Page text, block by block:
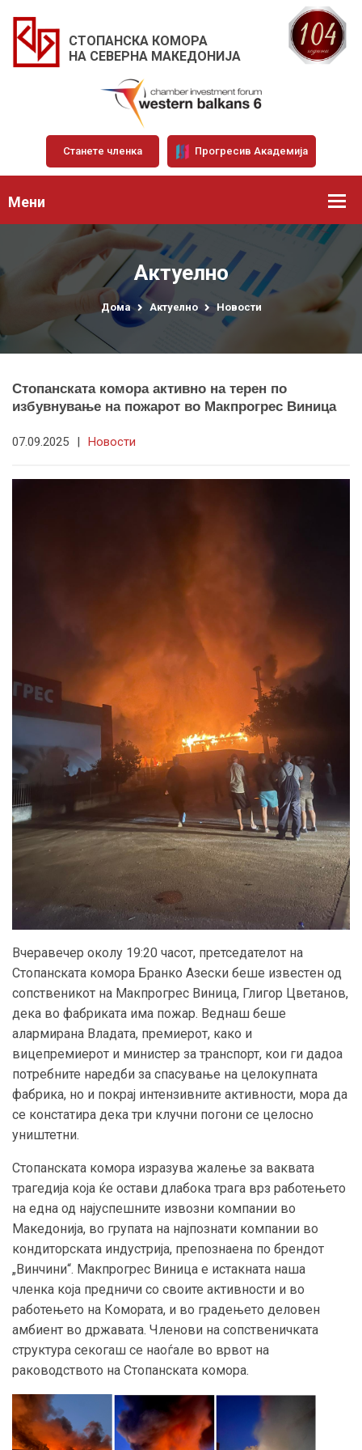
СТОПАНСКА КОМОРА
НА СЕВЕРНА МАКЕДОНИЈА
Станете членка Прогресив Академија
Мени
Актуелно
Дома Актуелно Новости
Стопанската комора активно на терен по
избувнување на пожарот во Макпрогрес Виница
07.09.2025 | Новости
Вчеравечер околу 19:20 часот, претседателот на
Стопанската комора Бранко Азески беше известeн од
сопственикот на Макпрогрес Виница, Глигор Цветанов,
дека во фабриката има пожар. Веднаш беше
алармирана Владата, премиерот, како и
вицепремиерот и министер за транспорт, кои ги дадоа
потребните наредби за спасување на целокупната
фабрика, но и покрај интензивните активности, мора да
се констатира дека три клучни погони се целосно
уништетни.
Стопанската комора изразува жалење за ваквата
трагедија која ќе остави длабока трага врз работењето
на една од најуспешните извозни компании во
Македонија, во групата на најпознати компании во
кондиторската индустрија, препознаена по брендот
„Винчини“. Макпрогрес Виница е истакната наша
членка која предничи со своите активности и во
работењето на Комората, и во градењето деловен
амбиент во државата. Членови на сопственичката
структура секогаш се наоѓале во врвот на
раководството на Стопанската комора.